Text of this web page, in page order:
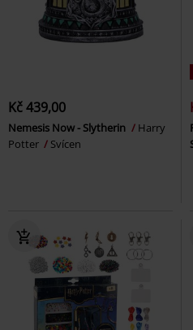
Kč 439,00
Nemesis Now - Slytherin
Harry
Potter
Svícen